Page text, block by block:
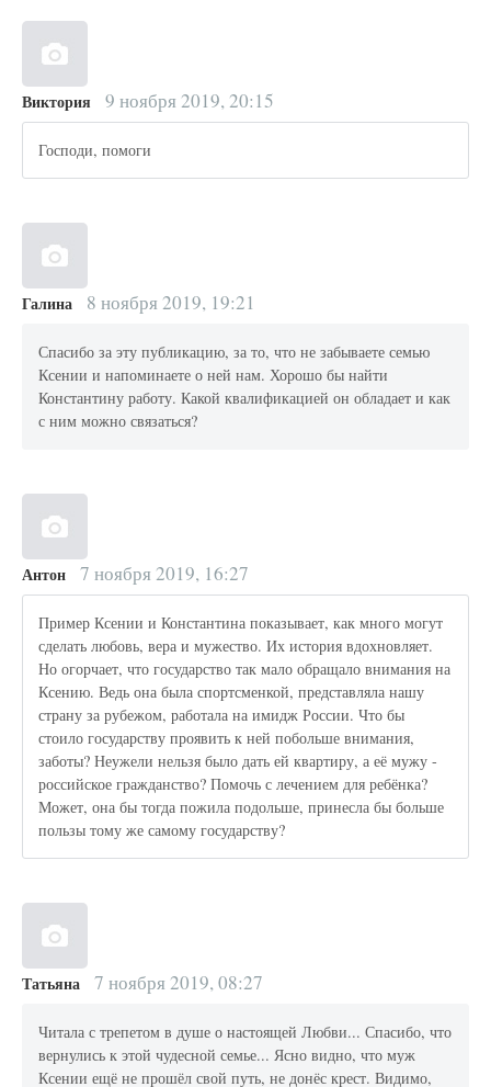
Виктория 9 ноября 2019, 20:15
Господи, помоги
Галина 8 ноября 2019, 19:21
Спасибо за эту публикацию, за то, что не забываете семью
Ксении и напоминаете о ней нам. Хорошо бы найти
Константину работу. Какой квалификацией он обладает и как
с ним можно связаться?
Антон 7 ноября 2019, 16:27
Пример Ксении и Константина показывает, как много могут
сделать любовь, вера и мужество. Их история вдохновляет.
Но огорчает, что государство так мало обращало внимания на
Ксению. Ведь она была спортсменкой, представляла нашу
страну за рубежом, работала на имидж России. Что бы
стоило государству проявить к ней побольше внимания,
заботы? Неужели нельзя было дать ей квартиру, а её мужу -
российское гражданство? Помочь с лечением для ребёнка?
Может, она бы тогда пожила подольше, принесла бы больше
пользы тому же самому государству?
Татьяна 7 ноября 2019, 08:27
Читала с трепетом в душе о настоящей Любви... Спасибо, что
вернулись к этой чудесной семье... Ясно видно, что муж
Ксении ещё не прошёл свой путь, не донёс крест. Видимо,